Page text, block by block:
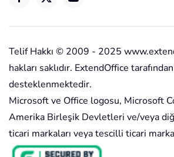
Telif Hakkı © 2009 - 2025
hakları saklıdır. ExtendOffice tarafından
desteklenmektedir.
Microsoft ve Office logosu, Microsoft
Amerika Birleşik Devletleri ve/veya
ticari markaları veya tescilli ticari